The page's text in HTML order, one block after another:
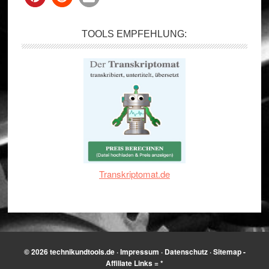
TOOLS EMPFEHLUNG:
Transkriptomat.de
© 2026technikundtools.de·Impressum · Datenschutz·Sitemap-
Affiliate Links = *